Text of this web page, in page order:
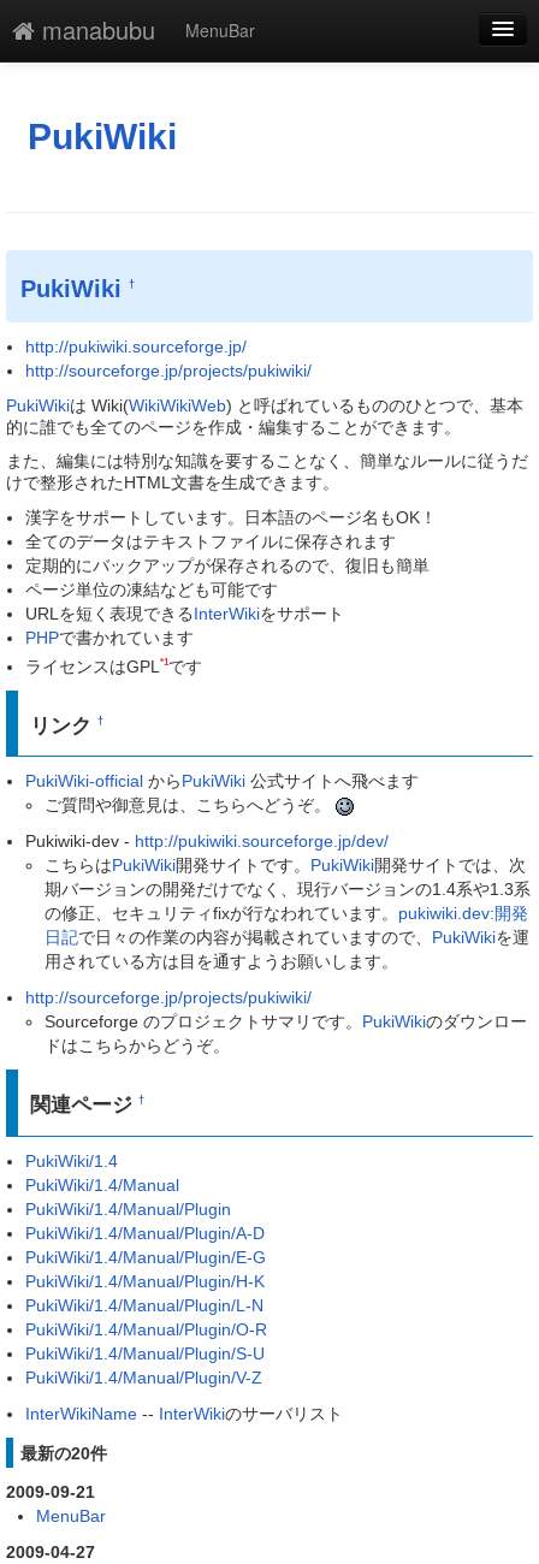
manabubu
MenuBar
添付
一覧
単語検索
PukiWiki
PukiWiki †
http://pukiwiki.sourceforge.jp/
http://sourceforge.jp/projects/pukiwiki/
PukiWikiは Wiki(WikiWikiWeb) と呼ばれているもののひとつで、基本
的に誰でも全てのページを作成・編集することができます。
また、編集には特別な知識を要することなく、簡単なルールに従うだ
けで整形されたHTML文書を生成できます。
漢字をサポートしています。日本語のページ名もOK！
全てのデータはテキストファイルに保存されます
定期的にバックアップが保存されるので、復旧も簡単
ページ単位の凍結なども可能です
URLを短く表現できるInterWikiをサポート
PHPで書かれています
ライセンスはGPL *1です
リンク†
PukiWiki-official からPukiWiki 公式サイトへ飛べます
ご質問や御意見は、こちらへどうぞ。
Pukiwiki-dev - http://pukiwiki.sourceforge.jp/dev/
こちらはPukiWiki開発サイトです。 PukiWiki開発サイトでは、次
期バージョンの開発だけでなく、現行バージョンの1.4系や1.3系
の修正、セキュリティfixが行なわれています。 pukiwiki.dev:開発
日記で日々の作業の内容が掲載されていますので、 PukiWikiを運
用されている方は目を通すようお願いします。
http://sourceforge.jp/projects/pukiwiki/
Sourceforge のプロジェクトサマリです。 PukiWikiのダウンロー
ドはこちらからどうぞ。
関連ページ†
PukiWiki/1.4
PukiWiki/1.4/Manual
PukiWiki/1.4/Manual/Plugin
PukiWiki/1.4/Manual/Plugin/A-D
PukiWiki/1.4/Manual/Plugin/E-G
PukiWiki/1.4/Manual/Plugin/H-K
PukiWiki/1.4/Manual/Plugin/L-N
PukiWiki/1.4/Manual/Plugin/O-R
PukiWiki/1.4/Manual/Plugin/S-U
PukiWiki/1.4/Manual/Plugin/V-Z
InterWikiName -- InterWikiのサーバリスト
最新の20件
2009-09-21
MenuBar
2009-04-27